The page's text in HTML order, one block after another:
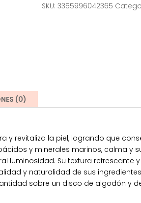
SKU: 3355996042365
(0)
y revitaliza la piel, logrando que
y minerales marinos, calma y
luminosidad. Su textura refrescante
y naturalidad de sus
sobre un disco de algodón y